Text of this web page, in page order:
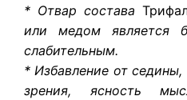
* Отвар состава
или медом является
слабительным.
* Избавление от
зрения, ясность